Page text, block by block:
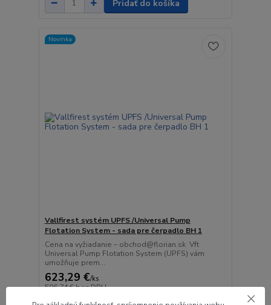
Pridať do košíka
Novinka
Vallfirest systém UPFS /Universal Pump
Flotation System - sada pre čerpadlo BH 1
Cena na vyžiadanie – obchod@florian.sk Vft
Universal Pump Flotation System (UPFS) vám
umožňuje prem...
623,29 €/ks
506,74 €bez DPH